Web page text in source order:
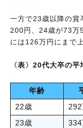
一方で23歳以降の賞
200円、24歳が73万
には126万円にまで
〈表〉20代大卒の
年齢
22歳
23歳